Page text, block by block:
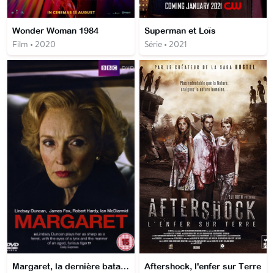
Wonder Woman 1984
Film • 2020
Superman et Loïs
Série • 2021
Margaret, la dernière bataille Aftershock, l'enfer sur Terre